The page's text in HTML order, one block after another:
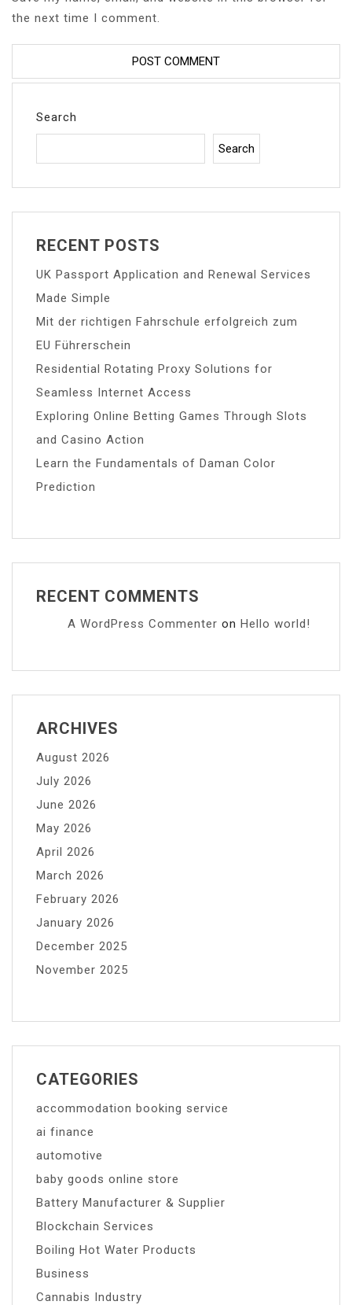
the next time I comment.
Search
Search
RECENT POSTS
UK Passport Application and Renewal Services
Made Simple
Mit der richtigen Fahrschule erfolgreich zum
EU Führerschein
Residential Rotating Proxy Solutions for
Seamless Internet Access
Exploring Online Betting Games Through Slots
and Casino Action
Learn the Fundamentals of Daman Color
Prediction
RECENT COMMENTS
A WordPress Commenter on Hello world!
ARCHIVES
August 2026
July 2026
June 2026
May 2026
April 2026
March 2026
February 2026
January 2026
December 2025
November 2025
CATEGORIES
accommodation booking service
ai finance
automotive
baby goods online store
Battery Manufacturer & Supplier
Blockchain Services
Boiling Hot Water Products
Business
Cannabis Industry